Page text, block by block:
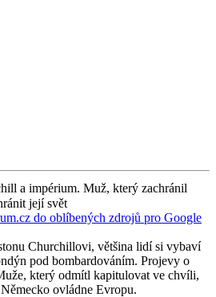
a impérium. Muž, který zachránil
její svět
do oblíbených zdrojů pro Google
Churchillovi, většina lidí si vybaví
pod bombardováním. Projevy o
který odmítl kapitulovat ve chvíli,
ovládne Evropu.